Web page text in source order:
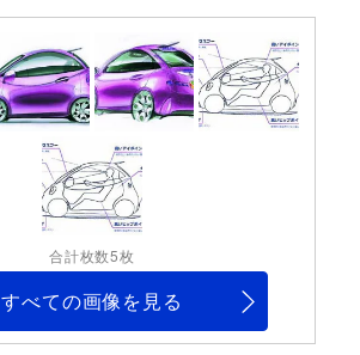
合計枚数5枚
すべての画像を見る